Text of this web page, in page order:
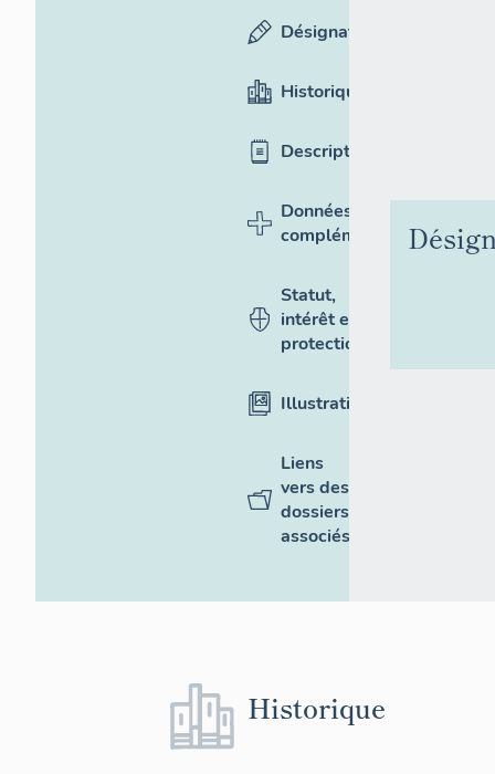
Désignation
Historique
Description
Données
complémentaires
Statut,
intérêt et
protection
Illustrations
Liens
vers des
dossiers
associés
Historique